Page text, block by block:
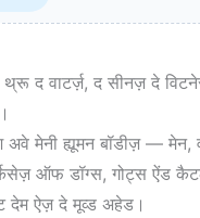
द वाटर्ज़, द सीनज़ दे
मेनी ह्यूमन बॉडीज़ — मेन,
ऑफ डॉग्स, गोट्स ऐंड
देम ऐज़ दे मूव्ड अहेड।